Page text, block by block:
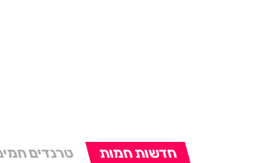
חדשות חמות טרנדים